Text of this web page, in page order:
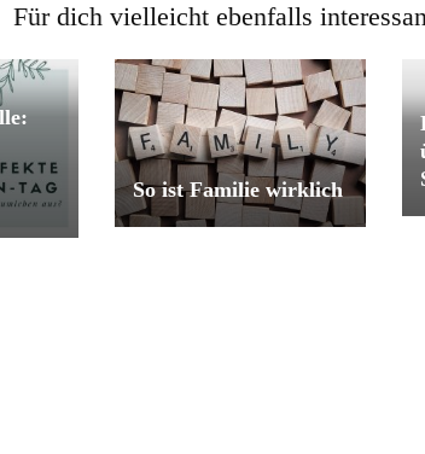
Für dich vielleicht ebenfalls
So ist Familie wirklich